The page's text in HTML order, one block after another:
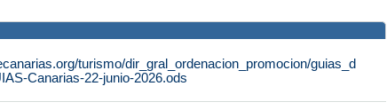
turismo/dir_gral_ordenacion_promocion/guias_d
Canarias-22-junio-2026.ods